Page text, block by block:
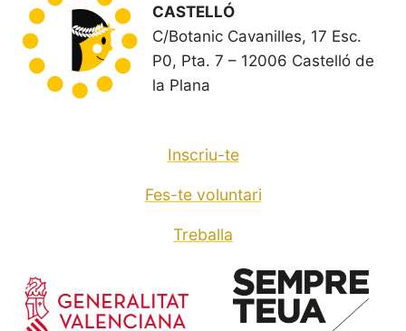
CASTELLÓ
C/Botanic Cavanilles, 17 Esc.
P0, Pta. 7 – 12006 Castelló de
la Plana
Inscriu-te
Fes-te voluntari
Treballa